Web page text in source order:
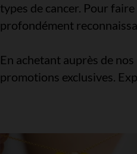
types de cancer. Pour
profondément
En achetant auprès de
promotions exclusives.